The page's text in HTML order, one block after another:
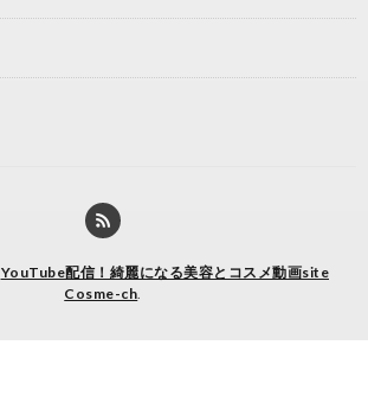
YouTube配信！綺麗になる美容とコスメ動画site
Cosme-ch.